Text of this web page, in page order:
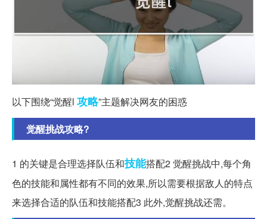
以下围绕“觉醒l 攻略”主题解决网友的困惑
觉醒挑战攻略?
1 的关键是合理选择队伍和技能搭配2 觉醒挑战中,每个角
色的技能和属性都有不同的效果,所以需要根据敌人的特点
来选择合适的队伍和技能搭配3 此外,觉醒挑战还需。